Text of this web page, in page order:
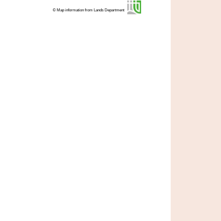
© Map information from Lands Department